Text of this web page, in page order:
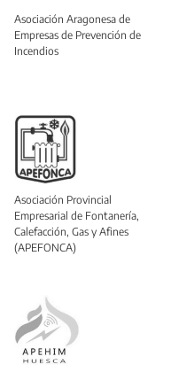
Asociación Aragonesa de
Empresas de Prevención de
Incendios
Asociación Provincial
Empresarial de Fontanería,
Calefacción, Gas y Afines
(APEFONCA)